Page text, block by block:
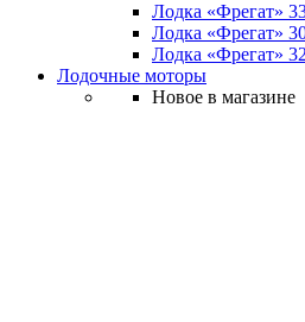
Лодка «Фрегат»
Лодка «Фрегат»
Лодка «Фрегат»
Лодочные моторы
Новое в магазине